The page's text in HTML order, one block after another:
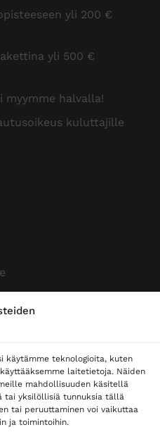
käytämme teknologioita, kuten
laitetietoja. Näiden
mahdollisuuden käsitellä
tai yksilöllisiä tunnuksia tällä
tai peruuttaminen voi vaikuttaa
ja toimintoihin.
yli 200 €
yli 500 €
myymme halvalla!
kuluttajille